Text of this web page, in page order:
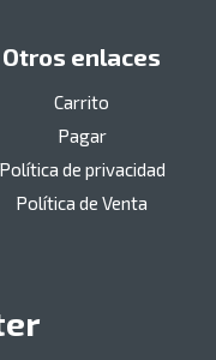
Otros enlaces
Carrito
Pagar
Política de privacidad
Política de Venta